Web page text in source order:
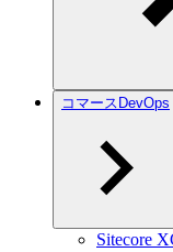
コマースDevOps
Sitecore